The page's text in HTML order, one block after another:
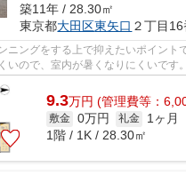
築11年 / 28.30㎡
東京都大田区東矢口 ２丁目
ニングをする上で抑えたいポイント
いので、室内が暑くなりにくいです
いただけるア...
9.3万円 (管理費等：
敷金 0万円 礼金
1ヶ月
1階 / 1K / 28.30㎡